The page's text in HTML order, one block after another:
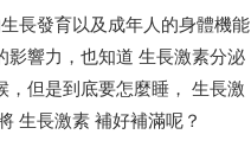
長發育以及成年人的身體機能
影響力，也知道 生長激素分泌
，但是到底要怎麼睡， 生長激
生長激素 補好補滿呢？